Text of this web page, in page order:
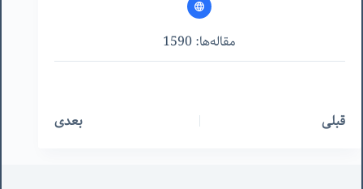
مقاله‌ها: 1590
قبلی بعدی